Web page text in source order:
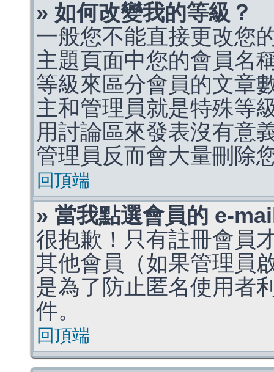
» 如何改變我的等級？
一般您不能直接更改您
主題頁面中您的會員名
等級來區分會員的文章
主和管理員就是特殊等
用討論區來發表沒有意
管理員反而會大量刪除
回頂端
» 當我點選會員的 e-
很抱歉！只有註冊會員
其他會員（如果管理員
是為了防止匿名使用者
件。
回頂端